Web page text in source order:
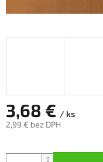
3,68 € / ks
2,99 € bez DPH
cena: